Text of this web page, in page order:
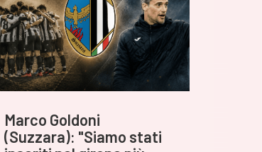
Marco Goldoni
(Suzzara): "Siamo stati